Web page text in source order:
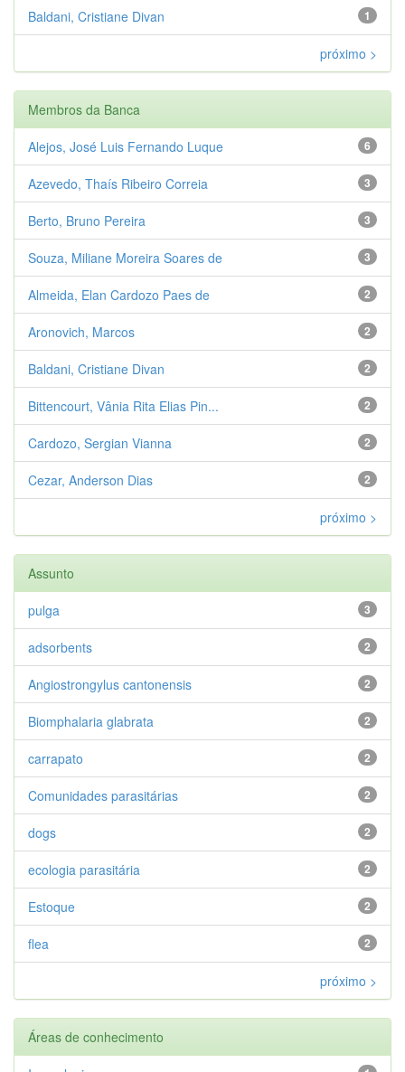
1
Baldani, Cristiane Divan
próximo >
Membros da Banca
6
Alejos, José Luis Fernando Luque
3
Azevedo, Thaís Ribeiro Correia
3
Berto, Bruno Pereira
3
Souza, Miliane Moreira Soares de
2
Almeida, Elan Cardozo Paes de
2
Aronovich, Marcos
2
Baldani, Cristiane Divan
2
Bittencourt, Vânia Rita Elias Pin...
2
Cardozo, Sergian Vianna
2
Cezar, Anderson Dias
próximo >
Assunto
3
pulga
2
adsorbents
2
Angiostrongylus cantonensis
2
Biomphalaria glabrata
2
carrapato
2
Comunidades parasitárias
2
dogs
2
ecologia parasitária
2
Estoque
2
flea
próximo >
Áreas de conhecimento